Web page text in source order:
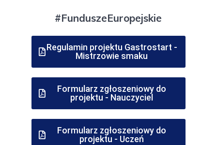
#FunduszeEuropejskie
Regulamin projektu Gastrostart -
Mistrzowie smaku
Formularz zgłoszeniowy do
projektu - Nauczyciel
Formularz zgłoszeniowy do
projektu - Uczeń